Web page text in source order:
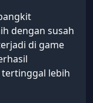
dengan susah
di game
tertinggal lebih